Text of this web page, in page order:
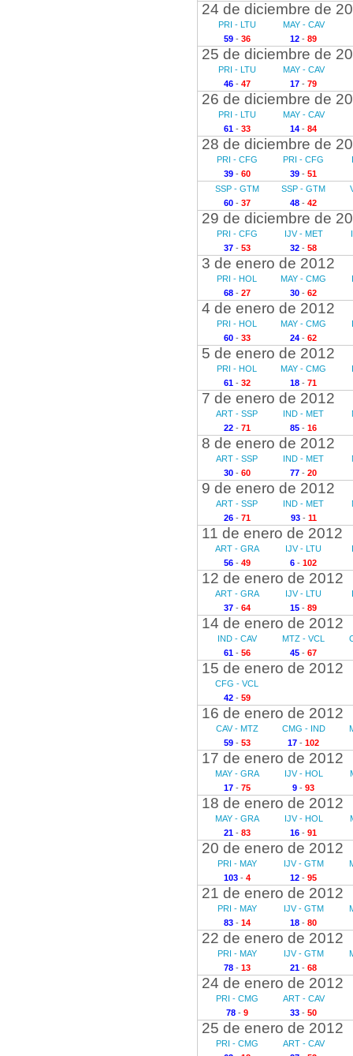
24 de diciembre de
PRI - LTU
59- 36
MAY - CAV
12 - 89
25 de diciembre de
PRI - LTU
46- 47
MAY - CAV
17 - 79
26 de diciembre de
PRI - LTU
61- 33
MAY - CAV
14 - 84
28 de diciembre de
PRI - CFG
39- 60
PRI - CFG
39 - 51
SSP - GTM
60- 37
SSP - GTM
48 - 42
29 de diciembre de
PRI - CFG
37- 53
IJV - MET
32 - 58
3 de enero de 2012
PRI - HOL
68- 27
MAY - CMG
30 - 62
4 de enero de 2012
PRI - HOL
60- 33
MAY - CMG
24 - 62
5 de enero de 2012
PRI - HOL
61- 32
MAY - CMG
18 - 71
7 de enero de 2012
ART - SSP
22- 71
IND - MET
85 - 16
8 de enero de 2012
ART - SSP
30- 60
IND - MET
77 - 20
9 de enero de 2012
ART - SSP
26- 71
IND - MET
93- 11
11 de enero de 2012
ART - GRA
56- 49
IJV - LTU
6 - 102
12 de enero de 2012
ART - GRA
37- 64
IJV - LTU
15 - 89
14 de enero de 2012
IND - CAV
61- 56
MTZ - VCL
45 - 67
15 de enero de 2012
CFG - VCL
42- 59
16 de enero de 2012
CAV - MTZ
59- 53
CMG - IND
17 - 102
17 de enero de 2012
MAY - GRA
17- 75
IJV - HOL
9 - 93
18 de enero de 2012
MAY - GRA
21- 83
IJV - HOL
16 - 91
20 de enero de 2012
PRI - MAY
103- 4
IJV - GTM
12 - 95
21 de enero de 2012
PRI - MAY
83- 14
IJV - GTM
18 - 80
22 de enero de 2012
PRI - MAY
78- 13
IJV - GTM
21 - 68
24 de enero de 2012
PRI - CMG
78- 9
ART - CAV
33 - 50
25 de enero de 2012
PRI - CMG
ART - CAV